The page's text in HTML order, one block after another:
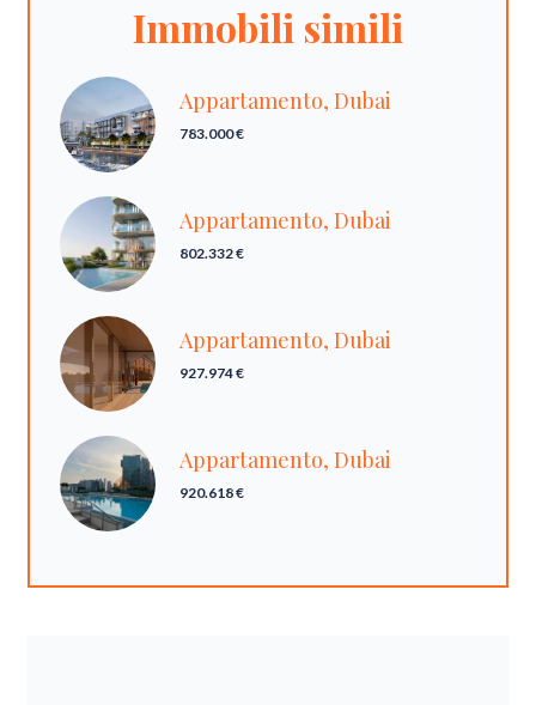
Immobili simili
Appartamento, Dubai
783.000 €
Appartamento, Dubai
802.332 €
Appartamento, Dubai
927.974 €
Appartamento, Dubai
920.618 €